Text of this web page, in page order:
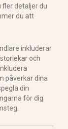
detaljer du
du att
inkluderar
och
påverkar dina
din
för dig